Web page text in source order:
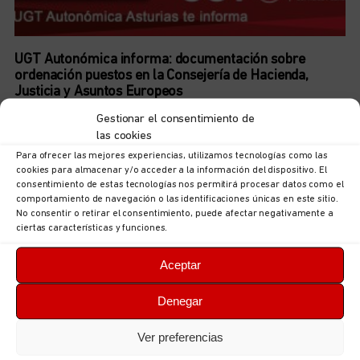
Gestionar el consentimiento de
las cookies
Para ofrecer las mejores experiencias, utilizamos tecnologías como las
cookies para almacenar y/o acceder a la información del dispositivo. El
consentimiento de estas tecnologías nos permitirá procesar datos como el
comportamiento de navegación o las identificaciones únicas en este sitio.
No consentir o retirar el consentimiento, puede afectar negativamente a
ciertas características y funciones.
Aceptar
Denegar
Ver preferencias
UGT Autonómica informa: documentación sobre
ordenación puestos en la Consejería de Hacienda,
Justicia y Asuntos Europeos